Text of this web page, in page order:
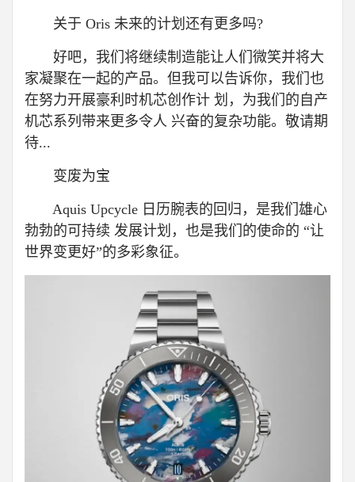
关于 Oris 未来的计划还有更多吗?
好吧，我们将继续制造能让人们微笑并将大
家凝聚在一起的产品。但我可以告诉你，我们也
在努力开展豪利时机芯创作计 划，为我们的自产
机芯系列带来更多令人 兴奋的复杂功能。敬请期
待...
变废为宝
Aquis Upcycle 日历腕表的回归，是我们雄心
勃勃的可持续 发展计划，也是我们的使命的 “让
世界变更好”的多彩象征。